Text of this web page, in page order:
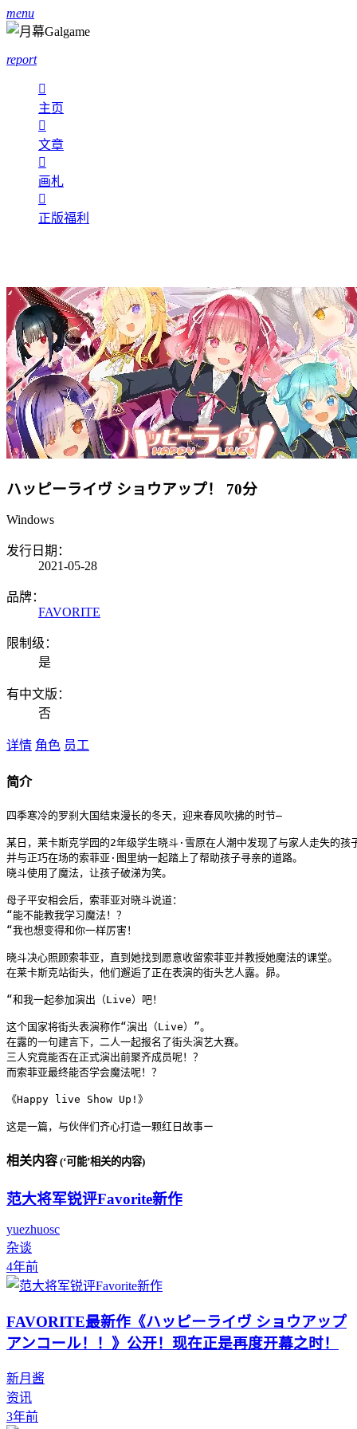
menu
report

主页

文章

画札

正版福利
ハッピーライヴ ショウアップ！ 70分
Windows
发行日期：
2021-05-28
品牌：
FAVORITE
限制级：
是
有中文版：
否
详情 角色 员工
简介
四季寒冷的罗刹大国结束漫长的冬天，迎来春风吹拂的时节—
某日，莱卡斯克学园的2年级学生晓斗·雪原在人潮中发现了与家人走失的孩
并与正巧在场的索菲亚·图里纳一起踏上了帮助孩子寻亲的道路。
晓斗使用了魔法，让孩子破涕为笑。
母子平安相会后，索菲亚对晓斗说道：
“能不能教我学习魔法！？
“我也想变得和你一样厉害！
晓斗决心照顾索菲亚，直到她找到愿意收留索菲亚并教授她魔法的课堂。
在莱卡斯克站街头，他们邂逅了正在表演的街头艺人露。昴。
“和我一起参加演出（Live）吧！
这个国家将街头表演称作“演出（Live）”。
在露的一句建言下，二人一起报名了街头演艺大赛。
三人究竟能否在正式演出前聚齐成员呢！？
而索菲亚最终能否学会魔法呢！？
《Happy live Show Up!》
这是一篇，与伙伴们齐心打造一颗红日故事ー
相关内容 (‘可能’相关的内容)
范大将军锐评Favorite新作
yuezhuosc
杂谈
4年前
FAVORITE最新作《ハッピーライヴ ショウアップ
アンコール！！》公开！现在正是再度开幕之时！
新月酱
资讯
3年前